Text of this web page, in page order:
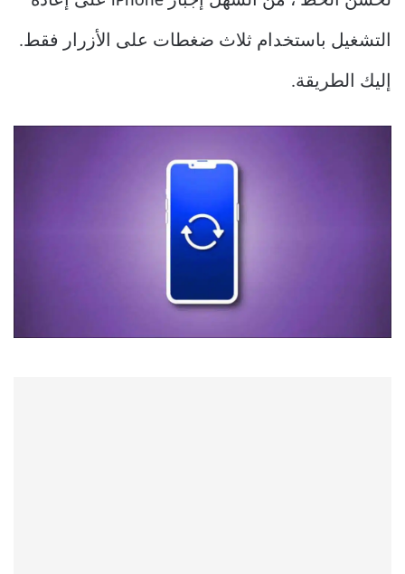
التشغيل باستخدام ثلاث ضغطات على الأزرار فقط.
إليك الطريقة.